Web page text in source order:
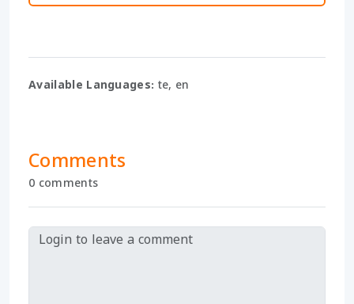
Available Languages: te, en
Comments
0 comments